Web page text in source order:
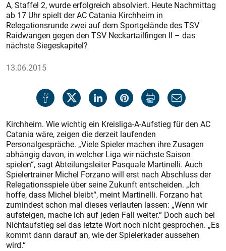
A, Staffel 2, wurde erfolgreich absolviert. Heute Nachmittag
ab 17 Uhr spielt der AC Catania Kirchheim in
Relegationsrunde zwei auf dem Sportgelände des TSV
Raidwangen gegen den TSV Neckartailfingen II – das
nächste Siegeskapitel?
13.06.2015
Kirchheim. Wie wichtig ein Kreisliga-A-Aufstieg für den AC
Catania wäre, zeigen die derzeit laufenden
Personalgespräche. „Viele Spieler machen ihre Zusagen
abhängig davon, in welcher Liga wir nächste Saison
spielen“, sagt Abteilungsleiter Pasquale Martinelli. Auch
Spielertrainer Michel Forzano will erst nach Abschluss der
Relegationsspiele über seine Zukunft entscheiden. „Ich
hoffe, dass Michel bleibt“, meint Martinelli. Forzano hat
zumindest schon mal dieses verlauten lassen: „Wenn wir
aufsteigen, mache ich auf jeden Fall weiter.“ Doch auch bei
Nichtaufstieg sei das letzte Wort noch nicht gesprochen. „Es
kommt dann darauf an, wie der Spielerkader aussehen
wird.“